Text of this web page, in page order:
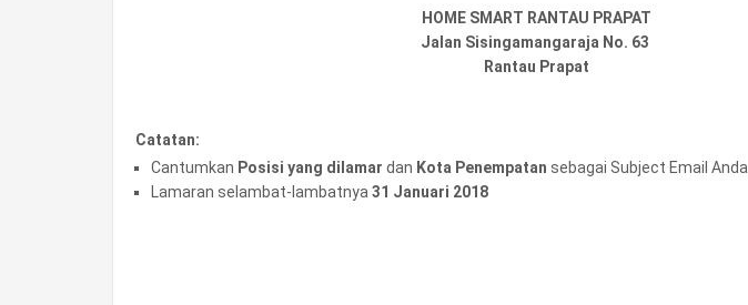
HOME SMART RANTAU PRAPAT
Jalan Sisingamangaraja No. 63
Rantau Prapat
Catatan:
Cantumkan Posisi yang dilamar dan Kota Penempatan sebagai Subject Email Anda
Lamaran selambat-lambatnya 31 Januari 2018